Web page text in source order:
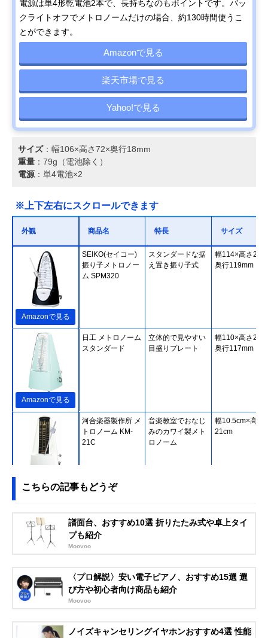
電源は単4形乾電池2本で、長持ちなのもポイントです。バッ
クライトオフでメトロノームだけの場合、約130時間使うこ
とができます。
Amazonで見る
楽天市場で見る
Yahoo!で見る
サイズ：幅106×高さ72×奥行18mm
重量 ：79g（電池除く）
電源 ：単4電池×2
※上下左右にスクロールできます
外観 商品名 特長 サイズ
Amazonで見る
SEIKO(セイコー)
振り子メトロノー
ム SPM320
スタンダードな据
え置き振り子式
幅114×高さ
奥行119mm
Amazonで見る
日工 メトロノーム
スタンダード
立体的で見やすい
目盛りプレート
幅110×高さ
奥行117mm
Amazonで見る
河合楽器製作所 メ
トロノーム KM-
21C
音楽教室でおなじ
みのカワイ製メト
ロノーム
幅10.5cm×高さ
21cm
90
ヤマハ(YAMAHA)
メトロノーム機能
こちらの記事もどうぞ
譜‌面‌台‌、おすすめ10選‌ 折りたたみ式や卓上タイ
プも紹介
Moovoo
〈プロ解説〉安い電子ピアノ、おすすめ15選 選
び方や初心者向け商品も紹介
Moovoo
ノイズキャンセリングイヤホンおすすめ4選 性能